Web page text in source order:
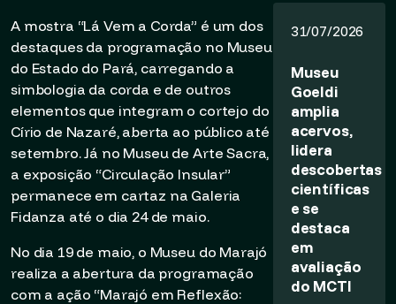
A mostra “Lá Vem a Corda” é um dos
destaques da programação no Museu
do Estado do Pará, carregando a
simbologia da corda e de outros
elementos que integram o cortejo do
Círio de Nazaré, aberta ao público até
setembro. Já no Museu de Arte Sacra,
a exposição “Circulação Insular”
permanece em cartaz na Galeria
Fidanza até o dia 24 de maio.
No dia 19 de maio, o Museu do Marajó
realiza a abertura da programação
com a ação “Marajó em Reflexão:
31/07/2026
Museu
Goeldi
amplia
acervos,
lidera
descobertas
científicas
e se
destaca
em
avaliação
do MCTI